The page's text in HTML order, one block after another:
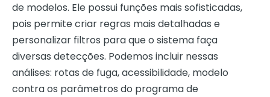
de modelos. Ele possui funções mais sofisticadas,
pois permite criar regras mais detalhadas e
personalizar filtros para que o sistema faça
diversas detecções. Podemos incluir nessas
análises: rotas de fuga, acessibilidade, modelo
contra os parâmetros do programa de